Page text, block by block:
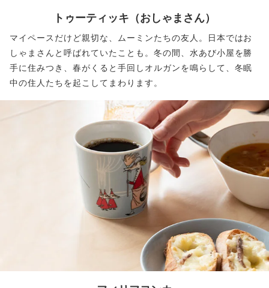
トゥーティッキ （おしゃまさん）
マイペースだけど親切な、ムーミンたちの友人。日本ではお
しゃまさんと呼ばれていたことも。冬の間、水あび小屋を勝
手に住みつき、春がくると手回しオルガンを鳴らして、冬眠
中の住人たちを起こしてまわります。